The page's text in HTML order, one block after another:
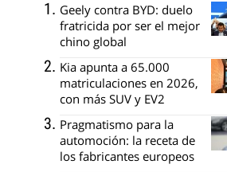
Geely contra BYD: duelo
fratricida por ser el mejor
chino global
Kia apunta a 65.000
matriculaciones en 2026,
con más SUV y EV2
Pragmatismo para la
automoción: la receta de
los fabricantes europeos